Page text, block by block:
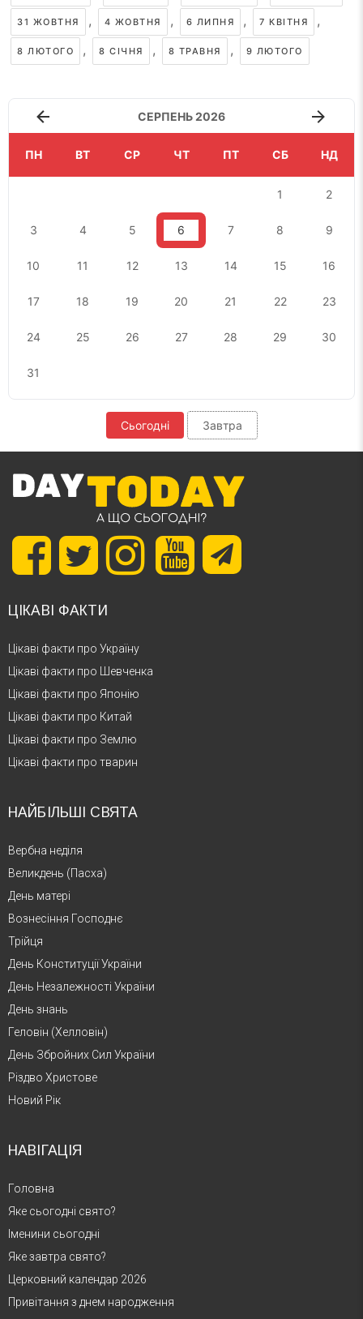
31 ЖОВТНЯ , 4 ЖОВТНЯ , 6 ЛИПНЯ , 7 КВІТНЯ ,
8 ЛЮТОГО , 8 СІЧНЯ , 8 ТРАВНЯ , 9 ЛЮТОГО
СЕРПЕНЬ 2026
ПН ВТ СР ЧТ ПТ СБ НД
1 2
3 4 5 6 7 8 9
10 11 12 13 14 15 16
17 18 19 20 21 22 23
24 25 26 27 28 29 30
31
Сьогодні Завтра
ЦІКАВІ ФАКТИ
Цікаві факти про Україну
Цікаві факти про Шевченка
Цікаві факти про Японію
Цікаві факти про Китай
Цікаві факти про Землю
Цікаві факти про тварин
НАЙБІЛЬШІ СВЯТА
Вербна неділя
Великдень (Пасха)
День матері
Вознесіння Господнє
Трійця
День Конституції України
День Незалежності України
День знань
Геловін (Хелловін)
День Збройних Сил України
Різдво Христове
Новий Рік
НАВІГАЦІЯ
Головна
Яке сьогодні свято?
Іменини сьогодні
Яке завтра свято?
Церковний календар 2026
Привітання з днем народження